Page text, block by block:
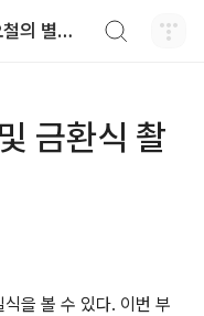
사진가로 살아남기-권오철의 별과 사진
금환식 촬
을 볼 수 있다. 이번 부